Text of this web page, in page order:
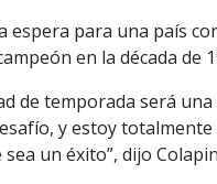
espera para una país
en la década de
de temporada será
y estoy
un éxito”, dijo